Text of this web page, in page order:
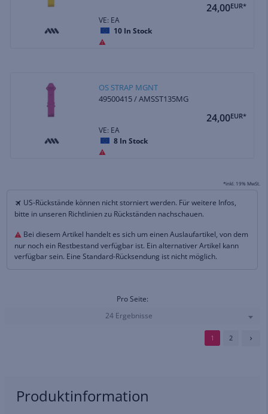
24,00EUR*
VE: EA
10 In Stock
OS STRAP MGNT
49500415 / AMSST135MG
24,00EUR*
VE: EA
8 In Stock
*inkl. 19% MwSt.
US-Rückstände können nicht storniert werden. Für weitere Infos,
bitte in unseren Richtlinien zu Rückständen nachschauen.
Bei diesem Artikel handelt es sich um einen Auslaufartikel, von dem
nur noch ein Restbestand verfügbar ist. Ein alternativer Artikel kann
verfügbar sein. Eine Standard-Rücksendung ist nicht möglich.
Pro Seite:
24 Ergebnisse
1 2
Produktinformation